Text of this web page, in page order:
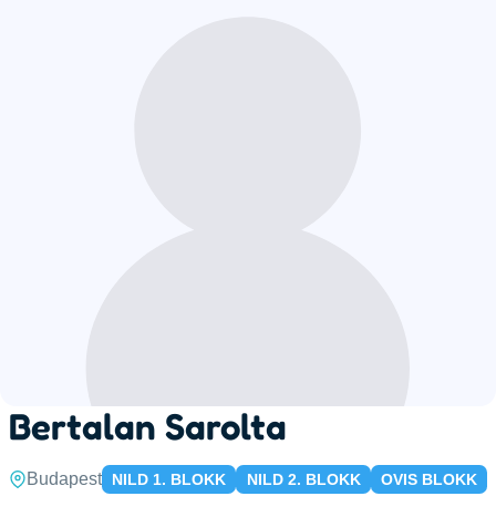
Bertalan Sarolta
Budapest NILD 1. BLOKK NILD 2. BLOKK OVIS BLOKK